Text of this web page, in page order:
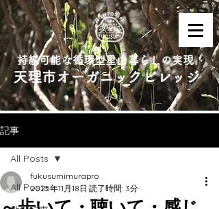
持続可能な循環型里山暮らしの実現
天理市オーガニックビレッジ
記事
All Posts
All Posts
fukusumimurapro
2025年11月18日 読了時間: 3分